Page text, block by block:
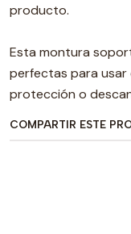
producto.
Esta montura
perfectas para
protección o
COMPARTIR ESTE